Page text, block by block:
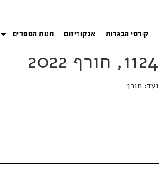
קורסי הבגרות אנקוריזום חנות הספרים